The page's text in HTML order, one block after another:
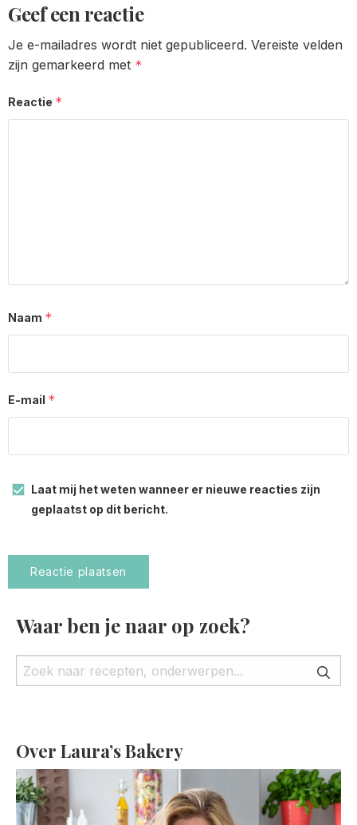
Geef een reactie
Je e-mailadres wordt niet gepubliceerd. Vereiste velden
zijn gemarkeerd met *
Reactie *
Naam *
E-mail *
Laat mij het weten wanneer er nieuwe reacties zijn
geplaatst op dit bericht.
Waar ben je naar op zoek?
Over Laura’s Bakery